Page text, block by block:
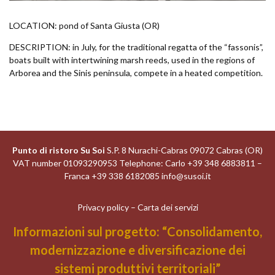
LOCATION: pond of Santa Giusta (OR)
DESCRIPTION: in July, for the traditional regatta of the “fassonis”,
boats built with intertwining marsh reeds, used in the regions of
Arborea and the Sinis peninsula, compete in a heated competition.
Punto di ristoro Su Soi S.P. 8 Nurachi-Cabras 09072 Cabras (OR)
VAT number 01093290953 Telephone: Carlo +39 348 6883811 –
Franca +39 338 6182085 info@susoi.it
Privacy policy– Carta dei servizi
Informazioni sul progetto: “Consolidamento,
modernizzazione e diversificazione dei
sistemi produttivi territoriali”